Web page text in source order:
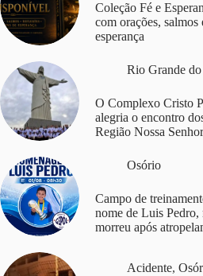
Coleção Fé e
com orações, salmos
esperança
Rio Grande
O Complexo Cristo
alegria o encontro
Região Nossa
Osório
Campo de
nome de Luis Pedro,
morreu após
Acidente,